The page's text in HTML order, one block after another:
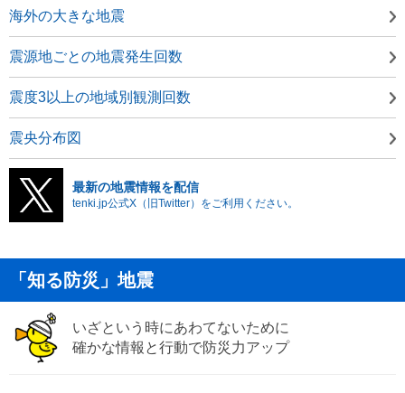
海外の大きな地震
震源地ごとの地震発生回数
震度3以上の地域別観測回数
震央分布図
最新の地震情報を配信
tenki.jp公式X（旧Twitter）をご利用ください。
「知る防災」地震
いざという時にあわてないために
確かな情報と行動で防災力アップ